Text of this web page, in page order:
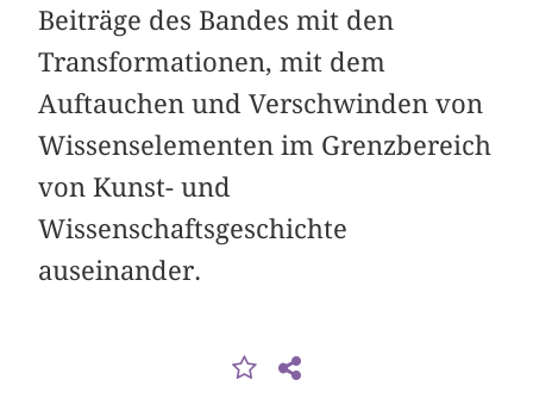
Beiträge des Bandes mit den
Transformationen, mit dem
Auftauchen und Verschwinden von
Wissenselementen im Grenzbereich
von Kunst- und
Wissenschaftsgeschichte
auseinander.